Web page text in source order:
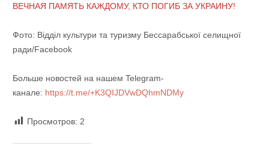
ВЕЧНАЯ ПАМЯТЬ КАЖДОМУ, КТО ПОГИБ ЗА УКРАИНУ!
Фото: Відділ культури та туризму Бесcарабської селищної
ради/Facebook
Больше новостей на нашем Telegram-
канале: https://t.me/+K3QIJDVwDQhmNDMy
Просмотров: 2